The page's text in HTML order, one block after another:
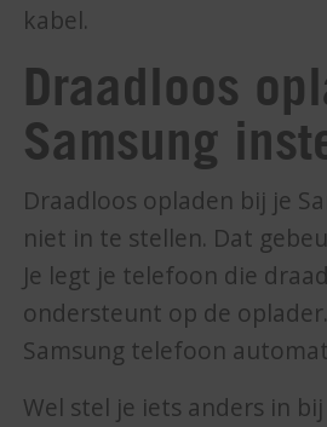
kabel.
Draadloos
Samsung
Draadloos opladen bij je
niet in te stellen. Dat
Je legt je telefoon die
ondersteunt op de
Samsung telefoon
Wel stel je iets anders in